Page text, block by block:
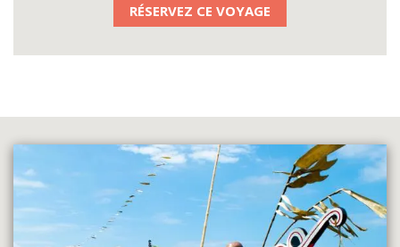
RÉSERVEZ CE VOYAGE